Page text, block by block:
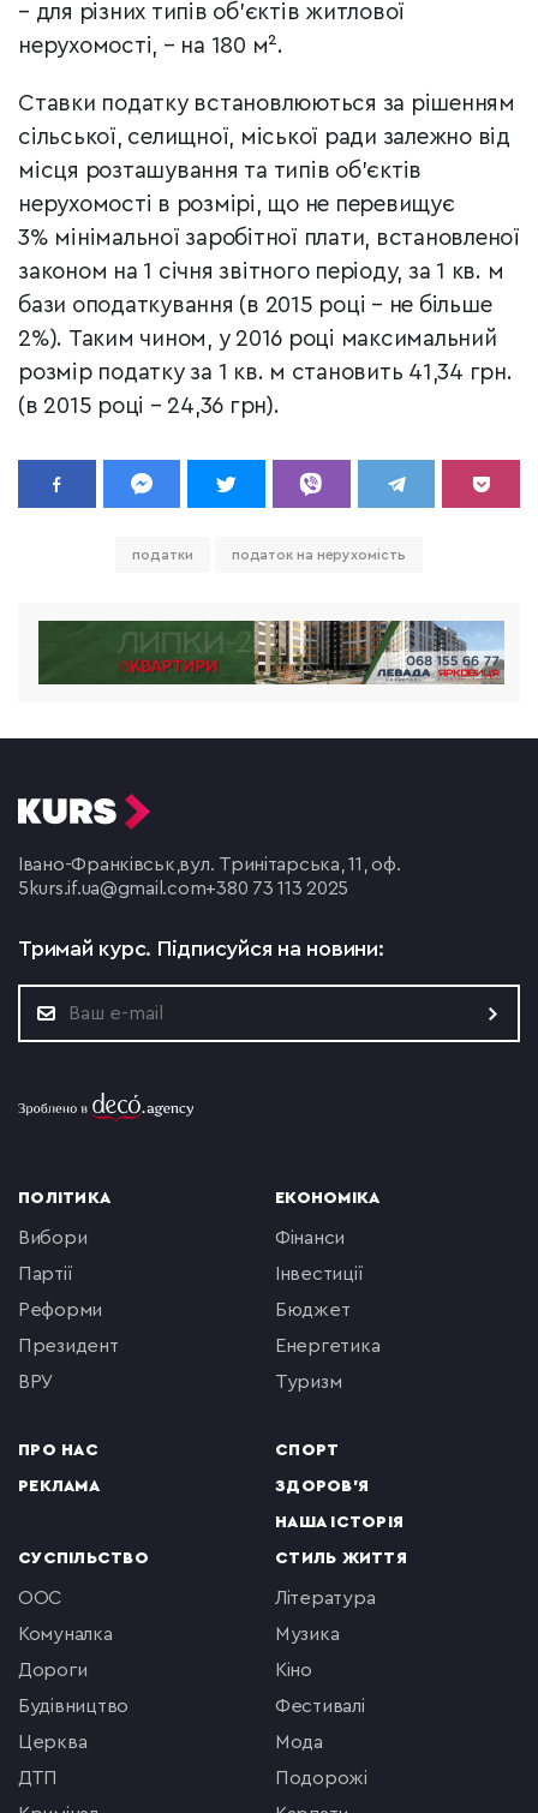
– для різних типів об'єктів житлової
нерухомості, – на 180 м².
Ставки податку встановлюються за рішенням
сільської, селищної, міської ради залежно від
місця розташування та типів об'єктів
нерухомості в розмірі, що не перевищує
3% мінімальної заробітної плати, встановленої
законом на 1 січня звітного періоду, за 1 кв. м
бази оподаткування (в 2015 році – не більше
2%). Таким чином, у 2016 році максимальний
розмір податку за 1 кв. м становить 41,34 грн.
(в 2015 році – 24,36 грн).
податки податок на нерухомість
Івано-Франківськ,вул. Тринітарська, 11, оф.
5 kurs.if.ua@gmail.com+380 73 113 2025
Тримай курс. Підписуйся на новини:
ПОЛІТИКА
вибори
партії
реформи
президент
ВРУ
ПРО НАС
РЕКЛАМА
ЕКОНОМІКА
фінанси
інвестиції
бюджет
енергетика
туризм
СПОРТ
ЗДОРОВ'Я
НАША ІСТОРІЯ
СУСПІЛЬСТВО
ООС
комуналка
Дороги
будівництво
церква
ДТП
СТИЛЬ ЖИТТЯ
література
музика
кіно
фестивалі
мода
подорожі